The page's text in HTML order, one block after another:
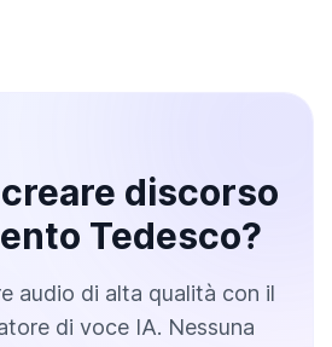
discorso
Tedesco?
audio di alta qualità con il
di voce IA. Nessuna